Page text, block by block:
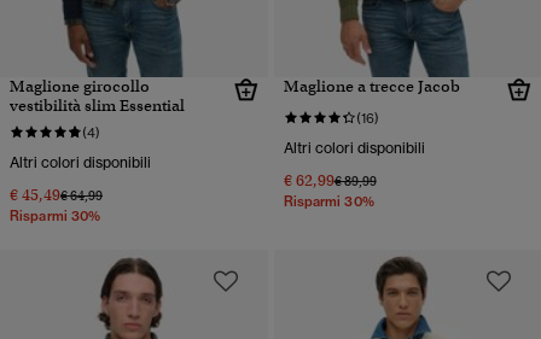
Maglione girocollo
vestibilità slim Essential
(4)
Altri colori disponibili
€ 45,49Prezzo ridotto da
€ 64,99a
Risparmi 30%
Maglione a trecce Jacob
(16)
Altri colori disponibili
€ 62,99Prezzo ridotto da
€ 89,99a
Risparmi 30%